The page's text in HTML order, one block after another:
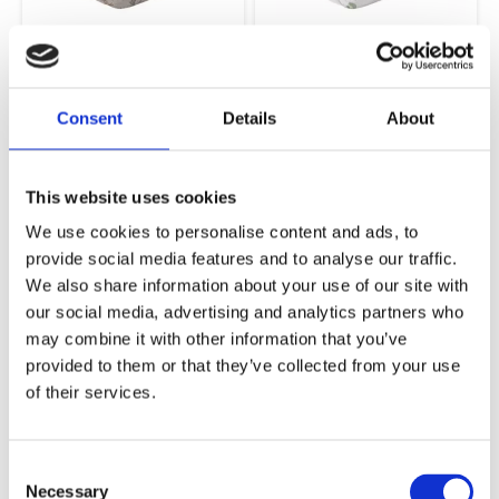
Consent Details About
This website uses cookies
We use cookies to personalise content and ads, to
provide social media features and to analyse our traffic.
We also share information about your use of our site with
our social media, advertising and analytics partners who
may combine it with other information that you’ve
provided to them or that they’ve collected from your use
of their services.
Necessary
219,00
Rainbows Bäddset
Spjäl Grön
KR
150x210cm - 50x60cm
NYHET
Lägg till i favoriter
150x210cm - 50x60cm
NYHET
Lägg